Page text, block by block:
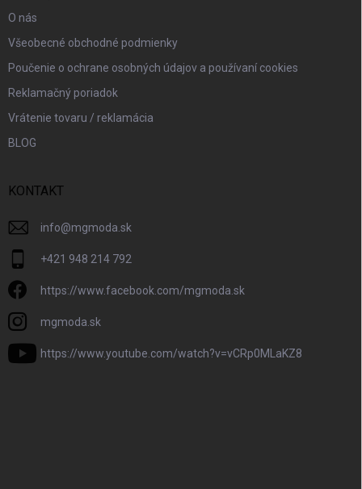
O nás
Všeobecné obchodné podmienky
Poučenie o ochrane osobných údajov a používaní cookies
Reklamačný poriadok
Vrátenie tovaru / reklamácia
BLOG
KONTAKT
info@mgmoda.sk
+421 948 214 792
https://www.facebook.com/mgmoda.sk
mgmoda.sk
https://www.youtube.com/watch?v=vCRp0MLaKZ8